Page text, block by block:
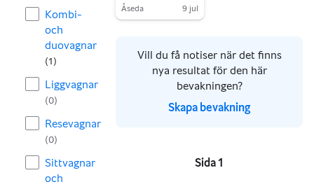
Kombi-
och
duovagnar
(1)
Liggvagnar
(0)
Resevagnar
(0)
Sittvagnar
och
Åseda
9 jul
Vill du få notiser när det finns
nya resultat för den här
bevakningen?
Skapa bevakning
Sidor
Sida 1